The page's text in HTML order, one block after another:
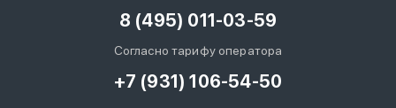
8 (495) 011-03-59
Согласно тарифу оператора
+7 (931) 106-54-50